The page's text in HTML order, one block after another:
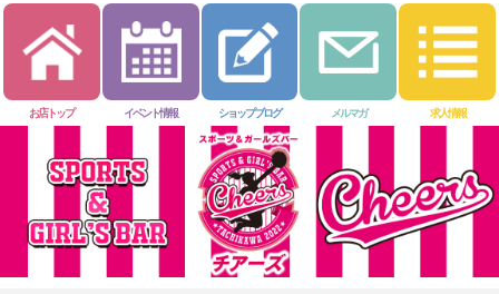
お店トップ イベント情報 ショップブログ メルマガ 求人情報